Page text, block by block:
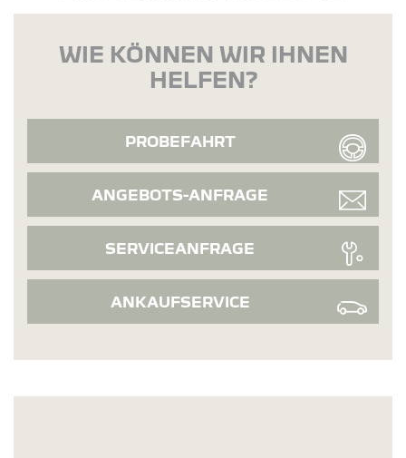
WIE KÖNNEN WIR IHNEN
HELFEN?
PROBEFAHRT
ANGEBOTS-ANFRAGE
SERVICEANFRAGE
ANKAUFSERVICE